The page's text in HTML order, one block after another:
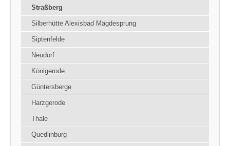
Straßberg
Silberhütte Alexisbad Mägdesprung
Siptenfelde
Neudorf
Königerode
Güntersberge
Harzgerode
Thale
Quedlinburg